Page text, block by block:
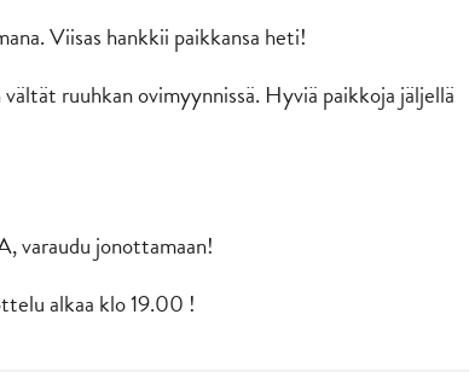
Viisas hankkii paikkansa heti!
ruuhkan ovimyynnissä. Hyviä paikkoja jäljellä
jonottamaan!
alkaa klo 19.00 !